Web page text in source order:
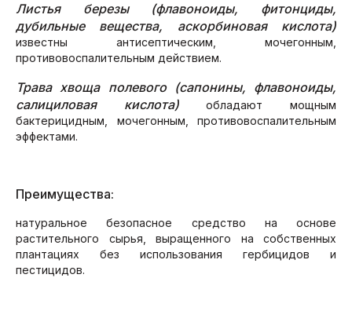
Листья березы (флавоноиды, фитонциды,
дубильные вещества, аскорбиновая кислота)
известны антисептическим, мочегонным,
противовоспалительным действием.
Трава хвоща полевого (сапонины, флавоноиды,
салициловая кислота)обладают мощным
бактерицидным, мочегонным, противовоспалительным
эффектами.
Преимущества:
натуральное безопасное средство на основе
растительного сырья, выращенного на собственных
плантациях без использования гербицидов и
пестицидов.